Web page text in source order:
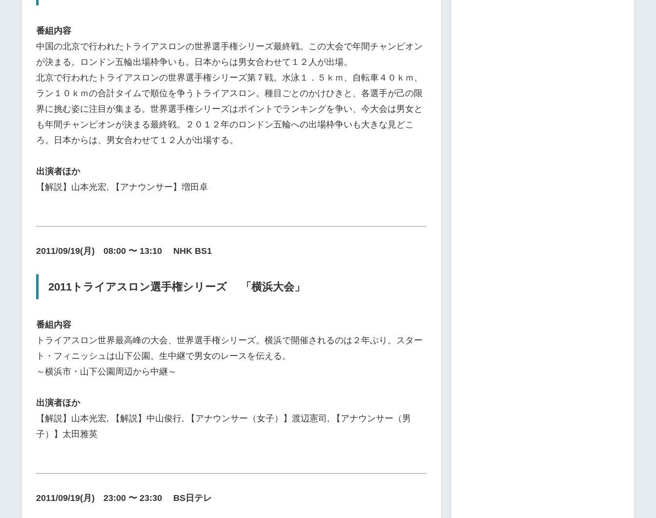
番組内容
中国の北京で行われたトライアスロンの世界選手権シリーズ最終戦。この大会で年間チャンピオン
が決まる。ロンドン五輪出場枠争いも。日本からは男女合わせて１２人が出場。
北京で行われたトライアスロンの世界選手権シリーズ第７戦。水泳１．５ｋｍ、自転車４０ｋｍ、
ラン１０ｋｍの合計タイムで順位を争うトライアスロン。種目ごとのかけひきと、各選手が己の限
界に挑む姿に注目が集まる。世界選手権シリーズはポイントでランキングを争い、今大会は男女と
も年間チャンピオンが決まる最終戦。２０１２年のロンドン五輪への出場枠争いも大きな見どこ
ろ。日本からは、男女合わせて１２人が出場する。
出演者ほか
【解説】山本光宏, 【アナウンサー】増田卓
2011/09/19(月) 08:00 〜 13:10 NHK BS1
2011トライアスロン選手権シリーズ 「横浜大会」
番組内容
トライアスロン世界最高峰の大会、世界選手権シリーズ。横浜で開催されるのは２年ぶり。スター
ト・フィニッシュは山下公園。生中継で男女のレースを伝える。
～横浜市・山下公園周辺から中継～
出演者ほか
【解説】山本光宏, 【解説】中山俊行, 【アナウンサー（女子）】渡辺憲司, 【アナウンサー（男
子）】太田雅英
2011/09/19(月) 23:00 〜 23:30 BS日テレ